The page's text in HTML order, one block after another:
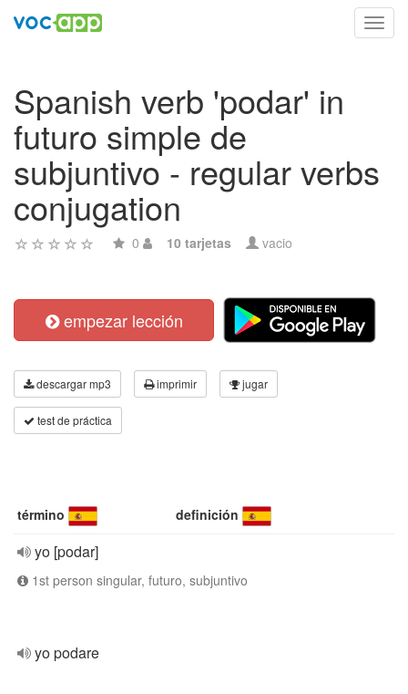
Spanish verb 'podar' in
futuro simple de
subjuntivo - regular verbs
conjugation
0 10 tarjetas vacio
empezar lección
descargar mp3 imprimir jugar
test de práctica
término definición
yo [podar]
1st person singular, futuro, subjuntivo
yo podare